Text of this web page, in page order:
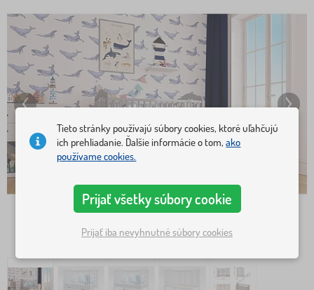
Tieto stránky používajú súbory cookies, ktoré uľahčujú
ich prehliadanie. Ďalšie informácie o tom,ako
používame cookies.
Prijať všetky súbory cookie
Prijať iba nevyhnutné súbory cookies